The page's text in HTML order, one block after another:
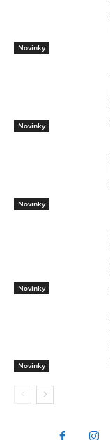
Novinky
Novinky
Novinky
Novinky
Novinky